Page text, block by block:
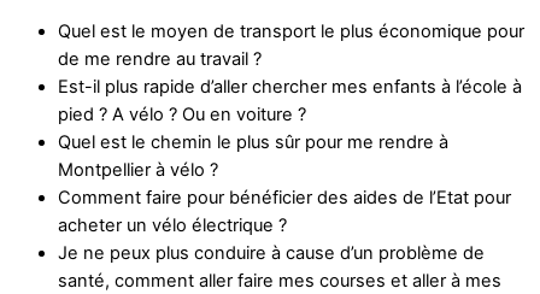
Quel est le moyen de transport le plus économique pour
de me rendre au travail ?
Est-il plus rapide d’aller chercher mes enfants à l’école à
pied ? A vélo ? Ou en voiture ?
Quel est le chemin le plus sûr pour me rendre à
Montpellier à vélo ?
Comment faire pour bénéficier des aides de l’Etat pour
acheter un vélo électrique ?
Je ne peux plus conduire à cause d’un problème de
santé, comment aller faire mes courses et aller à mes